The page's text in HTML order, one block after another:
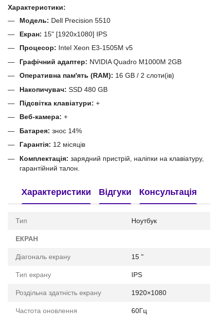
Характеристики:
Модель: Dell Precision 5510
Екран: 15" [1920x1080] IPS
Процесор: Intel Xeon E3-1505M v5
Графічний адаптер: NVIDIA Quadro M1000M 2GB
Оперативна пам'ять (RAM): 16 GB / 2 слоти(ів)
Накопичувач: SSD 480 GB
Підсвітка клавіатури: +
Веб-камера: +
Батарея: знос 14%
Гарантія: 12 місяців
Комплектація: зарядний пристрій, наліпки на клавіатуру,
гарантійний талон.
Характеристики Відгуки Консультація
Тип Ноутбук
ЕКРАН
Діагональ екрану 15 "
Тип екрану IPS
Роздільна здатність екрану 1920×1080
Частота оновлення 60Гц